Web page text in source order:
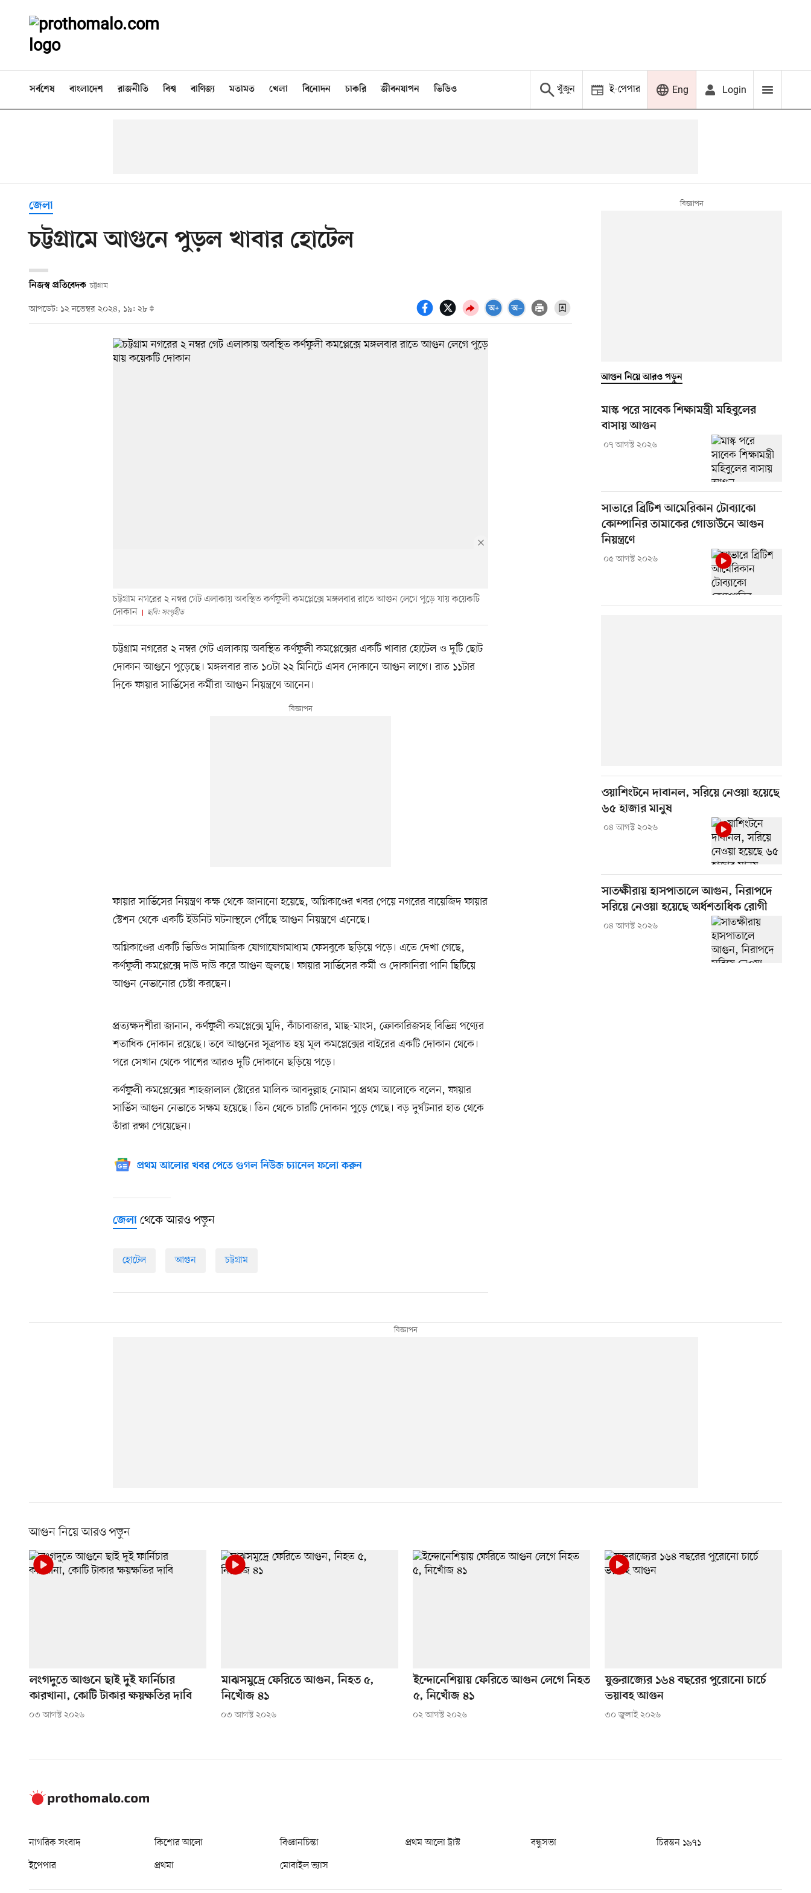
সর্বশেষ বাংলাদেশ রাজনীতি বিশ্ব বাণিজ্য মতামত খেলা বিনোদন চাকরি জীবনযাপন ভিডিও খুঁজুন ই-পেপার Eng Login
জেলা
চট্টগ্রামে আগুনে পুড়ল খাবার হোটেল
নিজস্ব প্রতিবেদক চট্টগ্রাম
আপডেট: ১২ নভেম্বর ২০২৪, ১৯: ২৮
চট্টগ্রাম নগরের ২ নম্বর গেট এলাকায় অবস্থিত কর্ণফুলী কমপ্লেক্সে মঙ্গলবার রাতে আগুন লেগে পুড়ে যায় কয়েকটি
দোকান
ছবি: সংগৃহীত
চট্টগ্রাম নগরের ২ নম্বর গেট এলাকায় অবস্থিত কর্ণফুলী কমপ্লেক্সের একটি খাবার হোটেল ও দুটি ছোট
দোকান আগুনে পুড়েছে। মঙ্গলবার রাত ১০টা ২২ মিনিটে এসব দোকানে আগুন লাগে। রাত ১১টার
দিকে ফায়ার সার্ভিসের কর্মীরা আগুন নিয়ন্ত্রণে আনেন।
ফায়ার সার্ভিসের নিয়ন্ত্রণ কক্ষ থেকে জানানো হয়েছে, অগ্নিকাণ্ডের খবর পেয়ে নগরের বায়েজিদ ফায়ার
স্টেশন থেকে একটি ইউনিট ঘটনাস্থলে পৌঁছে আগুন নিয়ন্ত্রণে এনেছে।
অগ্নিকাণ্ডের একটি ভিডিও সামাজিক যোগাযোগমাধ্যম ফেসবুকে ছড়িয়ে পড়ে। এতে দেখা গেছে,
কর্ণফুলী কমপ্লেক্সে দাউ দাউ করে আগুন জ্বলছে। ফায়ার সার্ভিসের কর্মী ও দোকানিরা পানি ছিটিয়ে
আগুন নেভানোর চেষ্টা করছেন।
প্রত্যক্ষদর্শীরা জানান, কর্ণফুলী কমপ্লেক্সে মুদি, কাঁচাবাজার, মাছ-মাংস, ক্রোকারিজসহ বিভিন্ন পণ্যের
শতাধিক দোকান রয়েছে। তবে আগুনের সূত্রপাত হয় মূল কমপ্লেক্সের বাইরের একটি দোকান থেকে।
পরে সেখান থেকে পাশের আরও দুটি দোকানে ছড়িয়ে পড়ে।
কর্ণফুলী কমপ্লেক্সের শাহজালাল স্টোরের মালিক আবদুল্লাহ নোমান প্রথম আলোকে বলেন, ফায়ার
সার্ভিস আগুন নেভাতে সক্ষম হয়েছে। তিন থেকে চারটি দোকান পুড়ে গেছে। বড় দুর্ঘটনার হাত থেকে
তাঁরা রক্ষা পেয়েছেন।
প্রথম আলোর খবর পেতে গুগল নিউজ চ্যানেল ফলো করুন
জেলা থেকে আরও পড়ুন
হোটেল আগুন চট্টগ্রাম
আগুন নিয়ে আরও পড়ুন
মাস্ক পরে সাবেক শিক্ষামন্ত্রী মহিবুলের
বাসায় আগুন
০৭ আগস্ট ২০২৬
সাভারে ব্রিটিশ আমেরিকান টোব্যাকো
কোম্পানির তামাকের গোডাউনে আগুন
নিয়ন্ত্রণে
০৫ আগস্ট ২০২৬
ওয়াশিংটনে দাবানল, সরিয়ে নেওয়া হয়েছে
৬৫ হাজার মানুষ
০৪ আগস্ট ২০২৬
সাতক্ষীরায় হাসপাতালে আগুন, নিরাপদে
সরিয়ে নেওয়া হয়েছে অর্ধশতাধিক রোগী
০৪ আগস্ট ২০২৬
আগুন নিয়ে আরও পড়ুন
লংগদুতে আগুনে ছাই দুই ফার্নিচার
কারখানা, কোটি টাকার ক্ষয়ক্ষতির দাবি
০৩ আগস্ট ২০২৬
মাঝসমুদ্রে ফেরিতে আগুন, নিহত ৫,
নিখোঁজ ৪১
০৩ আগস্ট ২০২৬
ইন্দোনেশিয়ায় ফেরিতে আগুন লেগে নিহত
৫, নিখোঁজ ৪১
০২ আগস্ট ২০২৬
যুক্তরাজ্যের ১৬৪ বছরের পুরোনো চার্চে
ভয়াবহ আগুন
৩০ জুলাই ২০২৬
নাগরিক সংবাদ কিশোর আলো বিজ্ঞানচিন্তা প্রথম আলো ট্রাস্ট বন্ধুসভা
চিরন্তন ১৯৭১
ইপেপার
প্রথমা মোবাইল ভ্যাস